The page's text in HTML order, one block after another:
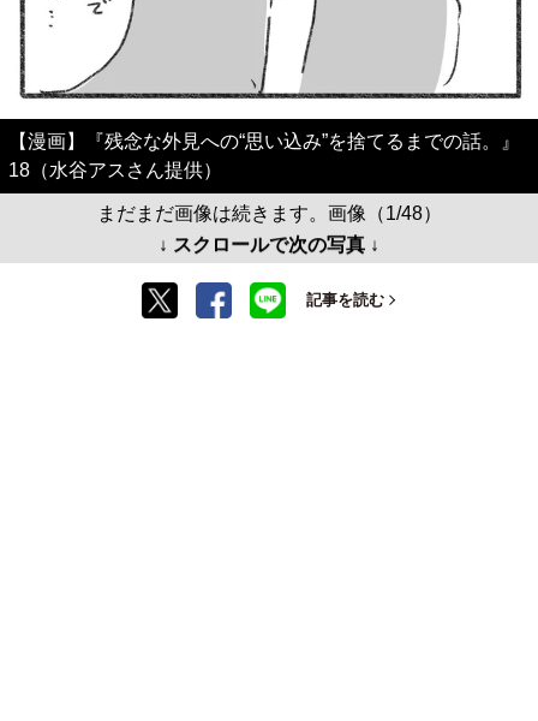
【漫画】『残念な外見への“思い込み”を捨てるまでの話。』
18（水谷アスさん提供）
まだまだ画像は続きます。画像（1/48）
↓ スクロールで次の写真 ↓
記事を読む